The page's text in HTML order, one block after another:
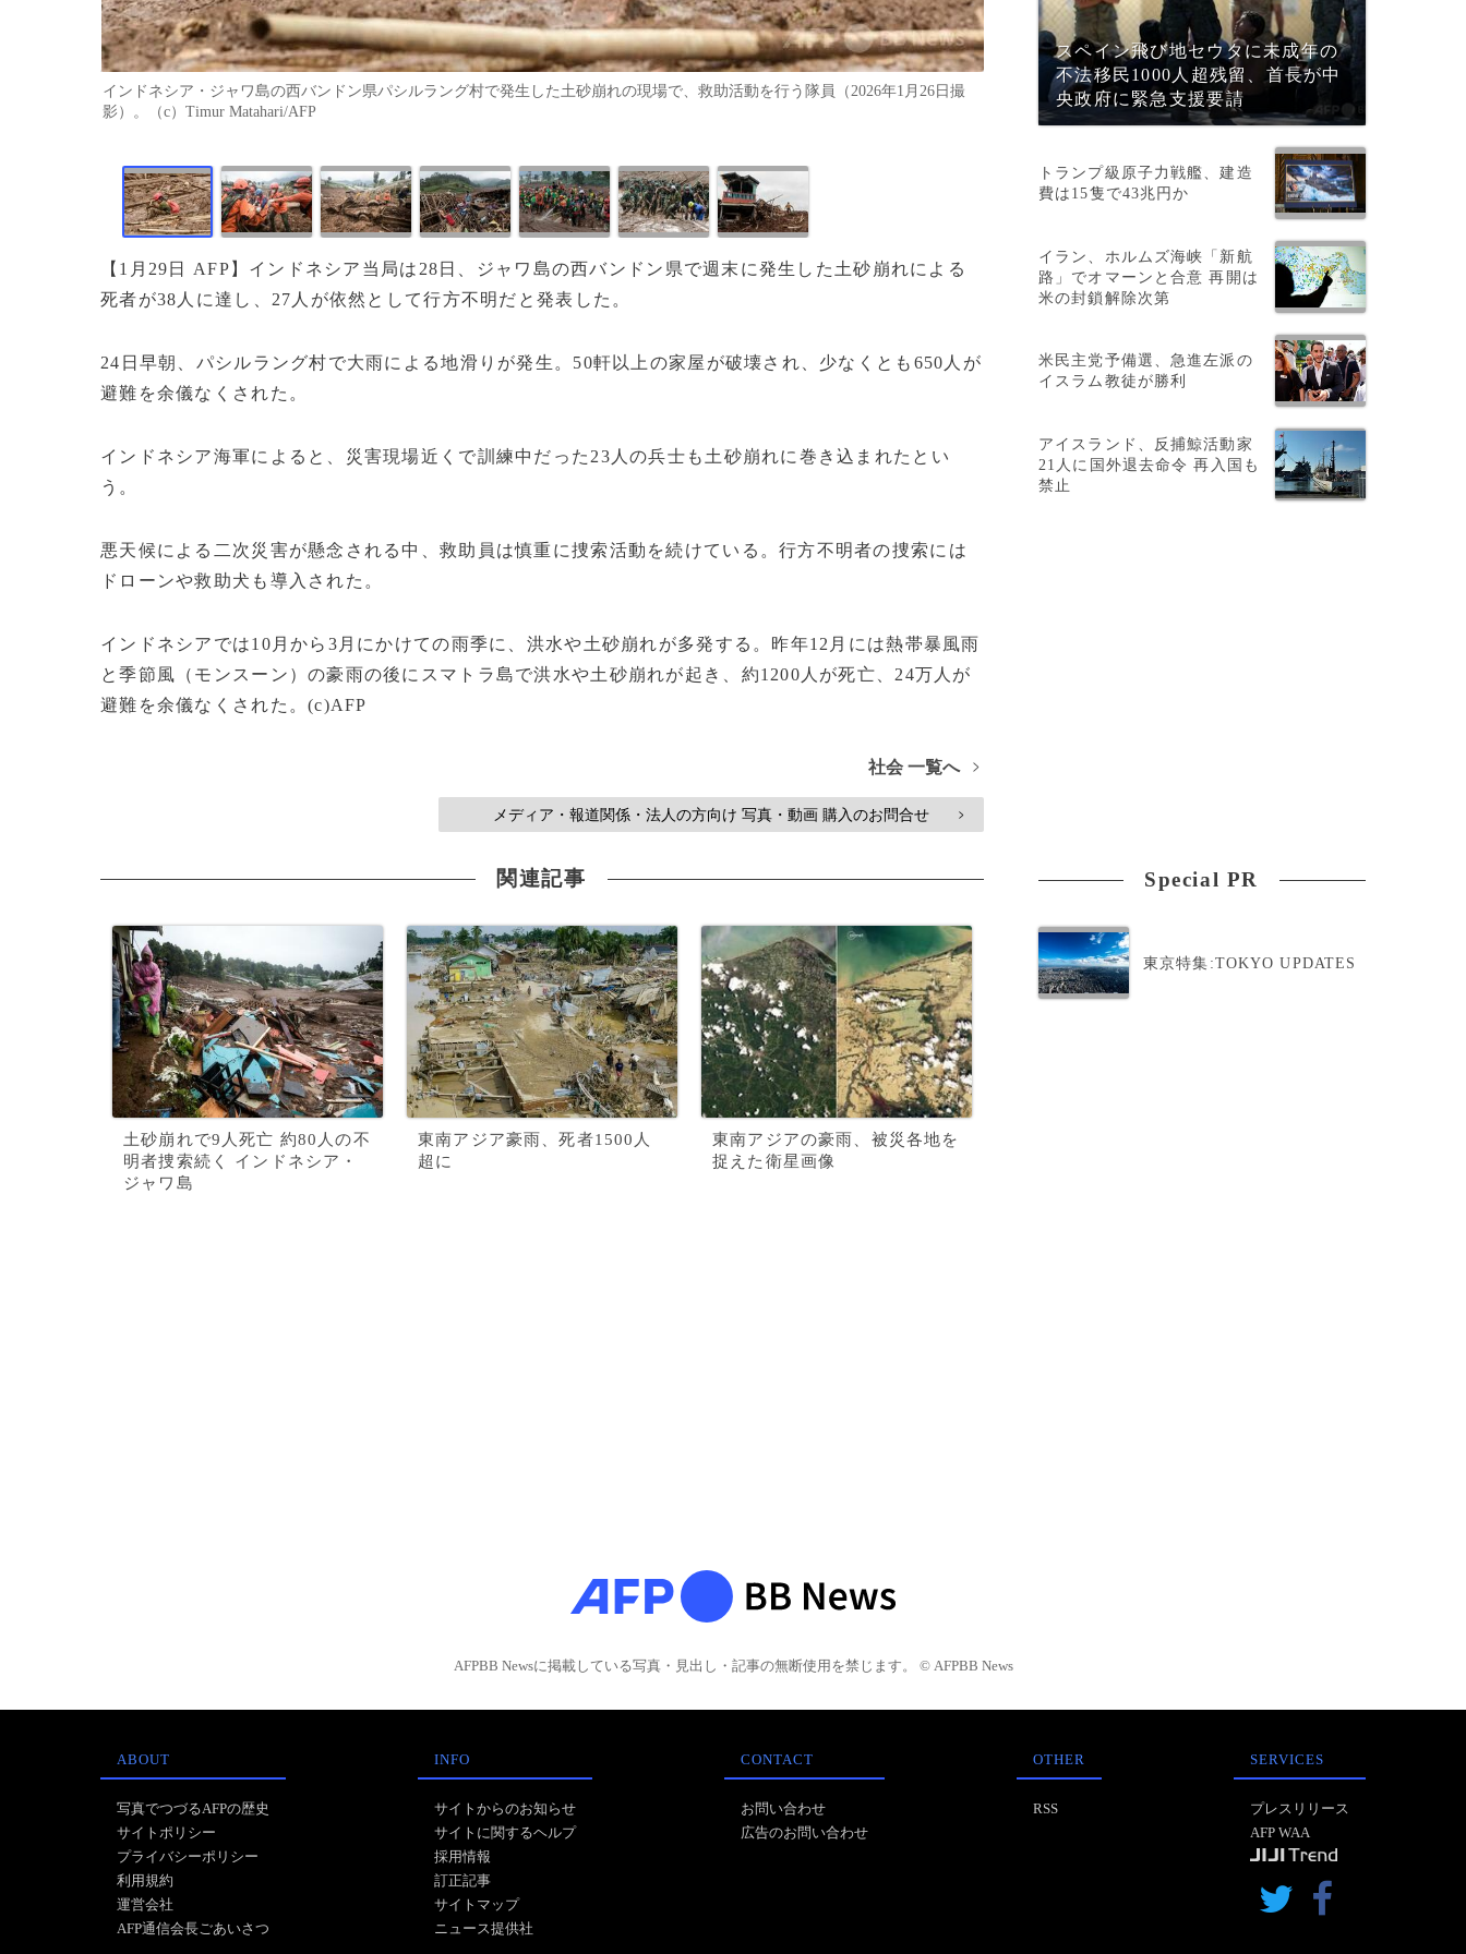
インドネシア・ジャワ島の西バンドン県パシルラング村で発生した土砂崩れの現場で、救助活動を行う隊員（2026年1月26日撮
影）。（c）Timur Matahari/AFP
【1月29日 AFP】インドネシア当局は28日、ジャワ島の西バンドン県で週末に発生した土砂崩れによる
死者が38人に達し、27人が依然として行方不明だと発表した。
24日早朝、パシルラング村で大雨による地滑りが発生。50軒以上の家屋が破壊され、少なくとも650人が
避難を余儀なくされた。
インドネシア海軍によると、災害現場近くで訓練中だった23人の兵士も土砂崩れに巻き込まれたとい
う。
悪天候による二次災害が懸念される中、救助員は慎重に捜索活動を続けている。行方不明者の捜索には
ドローンや救助犬も導入された。
インドネシアでは10月から3月にかけての雨季に、洪水や土砂崩れが多発する。昨年12月には熱帯暴風雨
と季節風（モンスーン）の豪雨の後にスマトラ島で洪水や土砂崩れが起き、約1200人が死亡、24万人が
避難を余儀なくされた。(c)AFP
社会 一覧へ >
メディア・報道関係・法人の方向け 写真・動画 購入のお問合せ >
関連記事
土砂崩れで9人死亡 約80人の不
明者捜索続く インドネシア・
ジャワ島
東南アジア豪雨、死者1500人
超に
東南アジアの豪雨、被災各地を
捉えた衛星画像
スペイン飛び地セウタに未成年の
不法移民1000人超残留、首長が中
央政府に緊急支援要請
トランプ級原子力戦艦、建造
費は15隻で43兆円か
イラン、ホルムズ海峡「新航
路」でオマーンと合意 再開は
米の封鎖解除次第
米民主党予備選、急進左派の
イスラム教徒が勝利
アイスランド、反捕鯨活動家
21人に国外退去命令 再入国も
禁止
Special PR
東京特集:TOKYO UPDATES
AFPBB Newsに掲載している写真・見出し・記事の無断使用を禁じます。 © AFPBB News
ABOUT
写真でつづるAFPの歴史
サイトポリシー
プライバシーポリシー
利用規約
運営会社
AFP通信会長ごあいさつ
INFO
サイトからのお知らせ
サイトに関するヘルプ
採用情報
訂正記事
サイトマップ
ニュース提供社
CONTACT
お問い合わせ
広告のお問い合わせ
OTHER
RSS
SERVICES
プレスリリース
AFP WAA